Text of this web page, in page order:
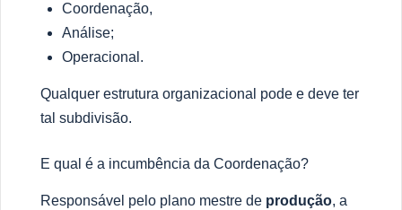
Coordenação,
Análise;
Operacional.
Qualquer estrutura organizacional pode e deve ter
tal subdivisão.
E qual é a incumbência da Coordenação?
Responsável pelo plano mestre de produção, a